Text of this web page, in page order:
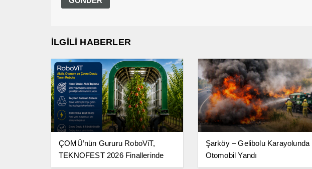
İLGİLİ HABERLER
ÇOMÜ’nün Gururu RoboViT,
TEKNOFEST 2026 Finallerinde
Şarköy – Gelibolu Karayolunda
Otomobil Yandı